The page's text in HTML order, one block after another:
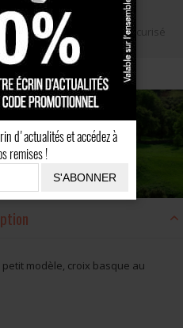
cadeau Paiement sécurisé
modèle, croix basque au
d'actualités et accédez à
remises !
S'ABONNER